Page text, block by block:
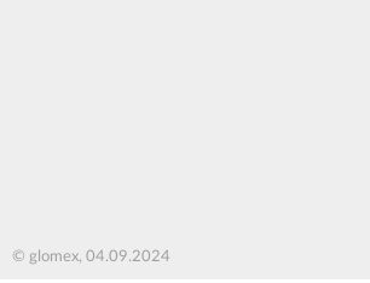
© glomex, 04.09.2024